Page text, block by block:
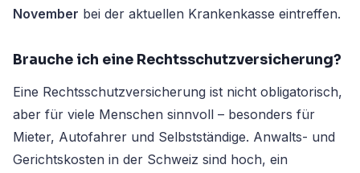
November bei der aktuellen Krankenkasse eintreffen.
Brauche ich eine Rechtsschutzversicherung?
Eine Rechtsschutzversicherung ist nicht obligatorisch,
aber für viele Menschen sinnvoll – besonders für
Mieter, Autofahrer und Selbstständige. Anwalts- und
Gerichtskosten in der Schweiz sind hoch, ein